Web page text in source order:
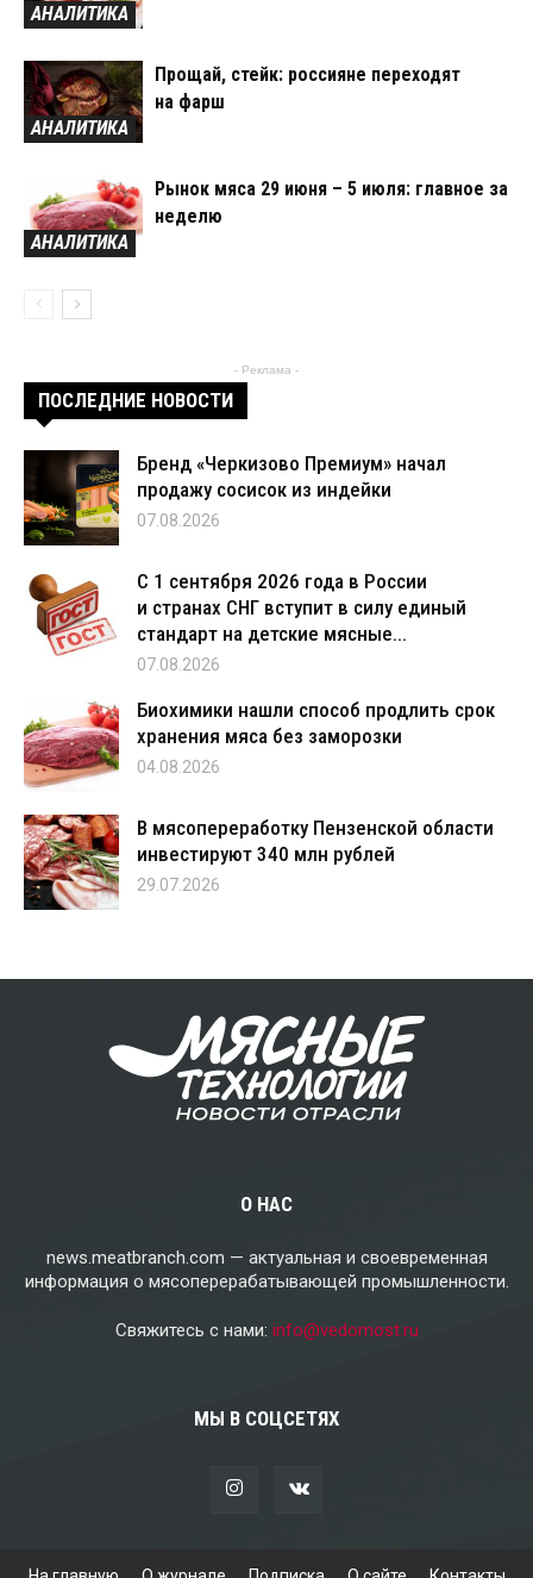
АНАЛИТИКА
АНАЛИТИКА
Прощай, стейк: россияне переходят
на фарш
АНАЛИТИКА
Рынок мяса 29 июня – 5 июля: главное за
неделю
- Реклама -
ПОСЛЕДНИЕ НОВОСТИ
Бренд «Черкизово Премиум» начал
продажу сосисок из индейки
07.08.2026
С 1 сентября 2026 года в России
и странах СНГ вступит в силу единый
стандарт на детские мясные...
07.08.2026
Биохимики нашли способ продлить срок
хранения мяса без заморозки
04.08.2026
В мясопереработку Пензенской области
инвестируют 340 млн рублей
29.07.2026
О НАС
news.meatbranch.com — актуальная и своевременная
информация о мясоперерабатывающей промышленности.
Свяжитесь с нами: info@vedomost.ru
МЫ В СОЦСЕТЯХ